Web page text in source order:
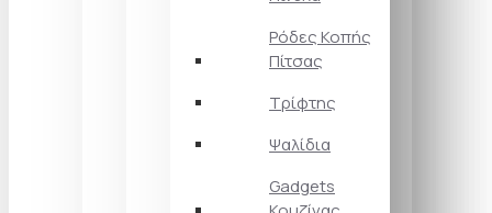
Ρόδες Κοπής
Πίτσας
Τρίφτης
Ψαλίδια
Gadgets